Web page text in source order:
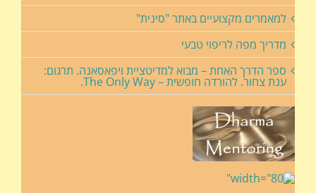
למאמרים מקצועיים באתר "סינית"
מדריך מפה לריפוי טבעי
ספר הדרך האחת – מבוא למדיטציית ויפאסאנה. תרגום:
ענת צחור. להורדה חופשית – The Only Way.